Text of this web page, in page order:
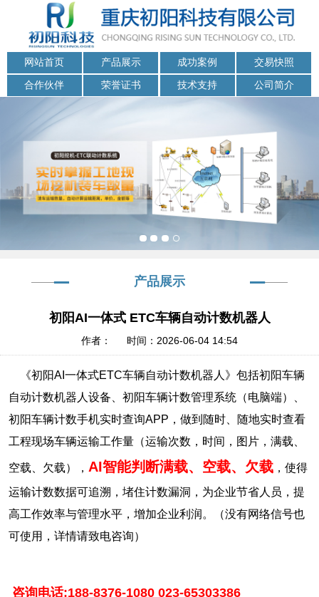
网站首页 产品展示 成功案例 交易快照
合作伙伴 荣誉证书 技术支持 公司简介
产品展示
初阳AI一体式 ETC车辆自动计数机器人
作者： 时间：2026-06-04 14:54
《初阳AI一体式ETC车辆自动计数机器人》包括初阳车辆
自动计数机器人设备、初阳车辆计数管理系统（电脑端）、
初阳车辆计数手机实时查询APP，做到随时、随地实时查看
工程现场车辆运输工作量（运输次数，时间，图片，满载、
空载、欠载）， AI智能判断满载、空载、欠载，使得
运输计数数据可追溯，堵住计数漏洞，为企业节省人员，提
高工作效率与管理水平，增加企业利润。（没有网络信号也
可使用，详情请致电咨询）
咨询电话:188-8376-1080 023-65303386